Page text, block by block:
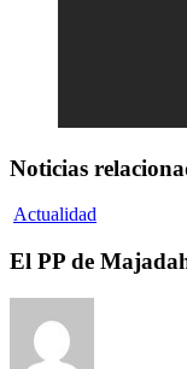
Noticias
Actualidad
El PP de